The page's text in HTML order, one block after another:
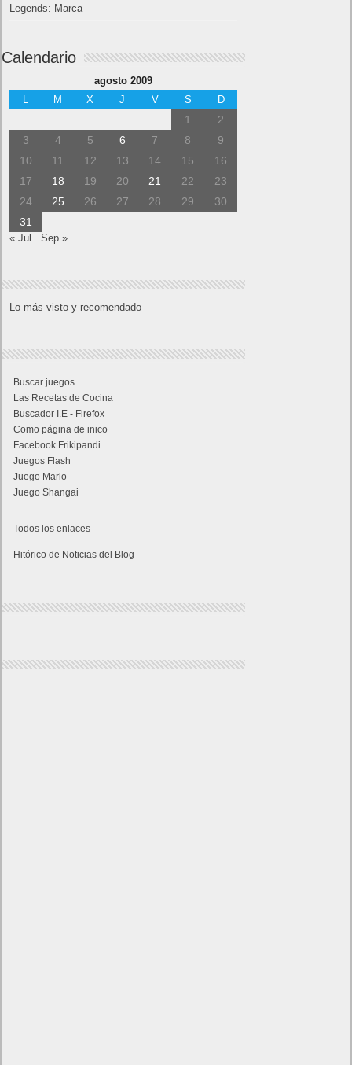
Legends: Marca
Calendario
agosto 2009
M X J V S D
1
2
3
4 5 6 7 8
9
10
11 12 13 14 15
16
17
18 19 20 21 22
23
24
25 26 27 28 29
30
31
« Jul Sep »
Lo más visto y recomendado
Buscar juegos
Las Recetas de Cocina
Buscador I.E - Firefox
Como página de inico
Facebook Frikipandi
Juegos Flash
Juego Mario
Juego Shangai
Todos los enlaces
Hitórico de Noticias del Blog